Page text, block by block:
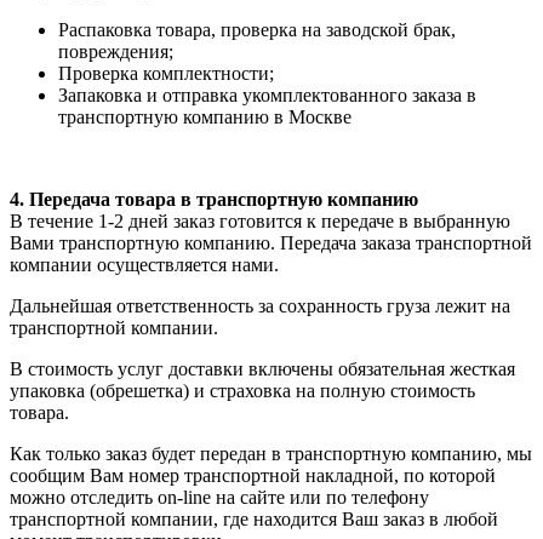
Распаковка товара, проверка на заводской брак,
повреждения;
Проверка комплектности;
Запаковка и отправка укомплектованного заказа в
транспортную компанию в Москве
4. Передача товара в транспортную компанию
В течение 1-2 дней заказ готовится к передаче в выбранную
Вами транспортную компанию. Передача заказа транспортной
компании осуществляется нами.
Дальнейшая ответственность за сохранность груза лежит на
транспортной компании.
В стоимость услуг доставки включены обязательная жесткая
упаковка (обрешетка) и страховка на полную стоимость
товара.
Как только заказ будет передан в транспортную компанию, мы
сообщим Вам номер транспортной накладной, по которой
можно отследить on-line на сайте или по телефону
транспортной компании, где находится Ваш заказ в любой